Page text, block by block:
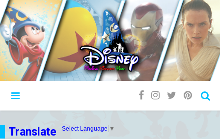
Translate Select Language ▼